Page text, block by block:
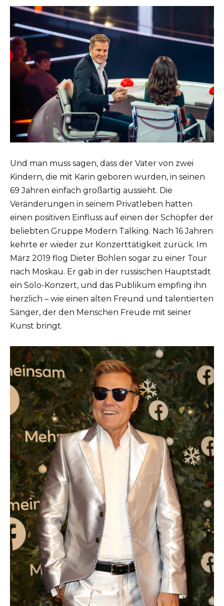
Und man muss sagen, dass der Vater von zwei
Kindern, die mit Karin geboren wurden, in seinen
69 Jahren einfach großartig aussieht. Die
Veränderungen in seinem Privatleben hatten
einen positiven Einfluss auf einen der Schöpfer der
beliebten Gruppe Modern Talking. Nach 16 Jahren
kehrte er wieder zur Konzerttätigkeit zurück. Im
März 2019 flog Dieter Bohlen sogar zu einer Tour
nach Moskau. Er gab in der russischen Hauptstadt
ein Solo-Konzert, und das Publikum empfing ihn
herzlich – wie einen alten Freund und talentierten
Sänger, der den Menschen Freude mit seiner
Kunst bringt.